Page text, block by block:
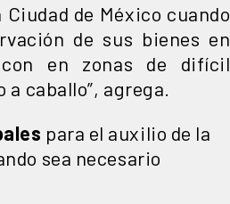
de México cuando
de sus bienes en
con en zonas de difícil
caballo”, agrega.
para el auxilio de la
sea necesario